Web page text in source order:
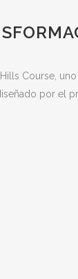
Course,
por el